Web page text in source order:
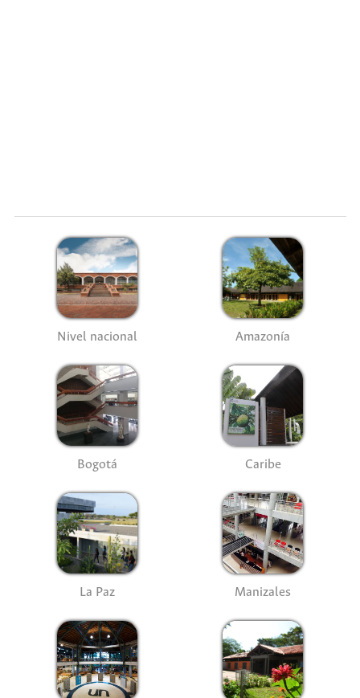
Nivel nacional Amazonía
Bogotá Caribe
La Paz Manizales